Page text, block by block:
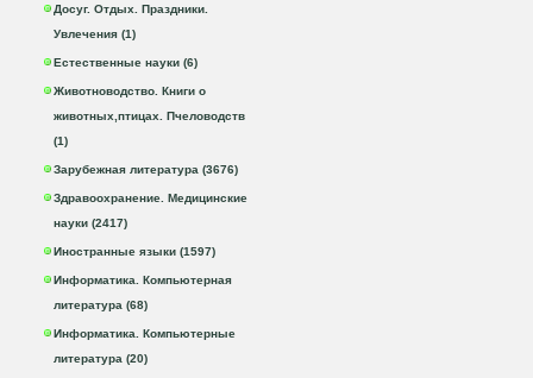
Досуг. Отдых. Праздники.
Увлечения (1)
Естественные науки (6)
Животноводство. Книги о
животных,птицах. Пчеловодств
(1)
Зарубежная литература (3676)
Здравоохранение. Медицинские
науки (2417)
Иностранные языки (1597)
Информатика. Компьютерная
литература (68)
Информатика. Компьютерные
литература (20)